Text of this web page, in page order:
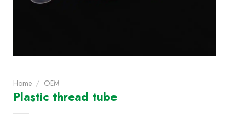
Home / OEM
Plastic thread tube